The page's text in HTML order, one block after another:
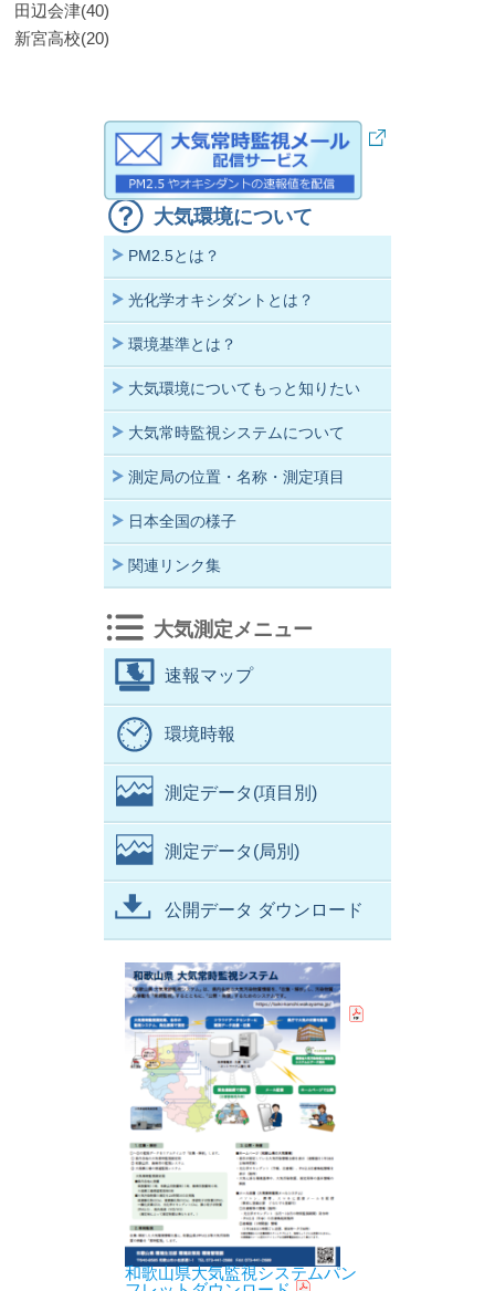
田辺会津(40)
新宮高校(20)
大気環境について
PM2.5とは？
光化学オキシダントとは？
環境基準とは？
大気環境についてもっと知りたい
大気常時監視システムについて
測定局の位置・名称・測定項目
日本全国の様子
関連リンク集
大気測定メニュー
速報マップ
環境時報
測定データ(項目別)
測定データ(局別)
公開データ ダウンロード
和歌山県大気監視システムパン